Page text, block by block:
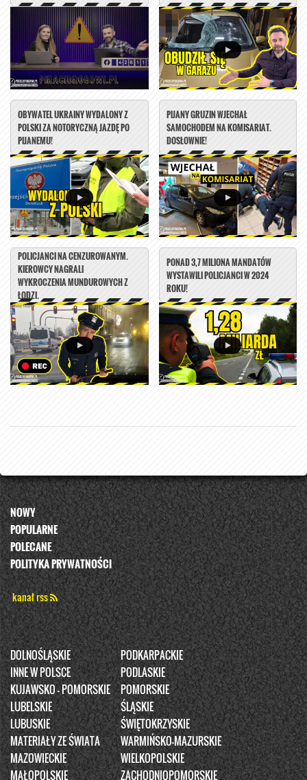
OBYWATEL UKRAINY WYDALONY Z
POLSKI ZA NOTORYCZNĄ JAZDĘ PO
PIJANEMU!
PIJANY GRUZIN WJECHAŁ
SAMOCHODEM NA KOMISARIAT.
DOSŁOWNIE!
POLICJANCI NA CENZUROWANYM.
KIEROWCY NAGRALI
WYKROCZENIA MUNDUROWYCH Z
ŁODZI.
PONAD 3,7 MILIONA MANDATÓW
WYSTAWILI POLICJANCI W 2024
ROKU!
NOWY
POPULARNE
POLECANE
POLITYKA PRYWATNOŚCI
kanał rss
DOLNOŚLĄSKIE
INNE W POLSCE
KUJAWSKO - POMORSKIE
LUBELSKIE
LUBUSKIE
MATERIAŁY ZE ŚWIATA
MAZOWIECKIE
MAŁOPOLSKIE
PODKARPACKIE
PODLASKIE
POMORSKIE
ŚLĄSKIE
ŚWIĘTOKRZYSKIE
WARMIŃSKO-MAZURSKIE
WIELKOPOLSKIE
ZACHODNIOPOMORSKIE